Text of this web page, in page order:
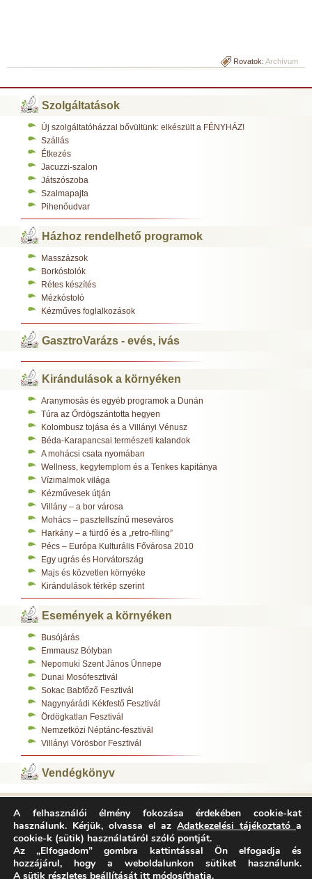
Rovatok: Archívum
Szolgáltatások
Új szolgáltatóházzal bővültünk: elkészült a FÉNYHÁZ!
Szállás
Étkezés
Jacuzzi-szalon
Játszószoba
Szalmapajta
Pihenőudvar
Házhoz rendelhető programok
Masszázsok
Borkóstolók
Rétes készítés
Mézkóstoló
Kézműves foglalkozások
GasztroVarázs - evés, ivás
Kirándulások a környéken
Aranymosás és egyéb programok a Dunán
Túra az Ördögszántotta hegyen
Kolombusz tojása és a Villányi Vénusz
Béda-Karapancsai természeti kalandok
A mohácsi csata nyomában
Wellness, kegytemplom és a Tenkes kapitánya
Vízimalmok világa
Kézművesek útján
Villány – a bor városa
Mohács – pasztellszínű meseváros
Harkány – a fürdő és a „retro-fíling”
Pécs – Európa Kulturális Fővárosa 2010
Egy ugrás és Horvátország
Majs és közvetlen környéke
Kirándulások térkép szerint
Események a környéken
Busójárás
Emmausz Bólyban
Nepomuki Szent János Ünnepe
Dunai Mosófesztivál
Sokac Babfőző Fesztivál
Nagynyárádi Kékfestő Fesztivál
Ördögkatlan Fesztivál
Nemzetközi Néptánc-fesztivál
Villányi Vörösbor Fesztivál
Vendégkönyv
Varázsfészek Vendégház 7783 Majs, Kossuth L. u. 308.
Tel.:
+36-70/312-0485
E-mail:
Copyright © Varázsfészek Vendégház Minden jog fenntartva.
Adatvédelem
Impresszum Archívum
A felhasználói élmény fokozása érdekében cookie-kat
használunk. Kérjük, olvassa el azAdatkezelési tájékoztató a
cookie-k (sütik) használatáról szóló pontját.
Az „Elfogadom” gombra kattintással Ön elfogadja és
hozzájárul, hogy a weboldalunkon sütiket használunk.
A sütik részletes beállítását itt módosíthatja.